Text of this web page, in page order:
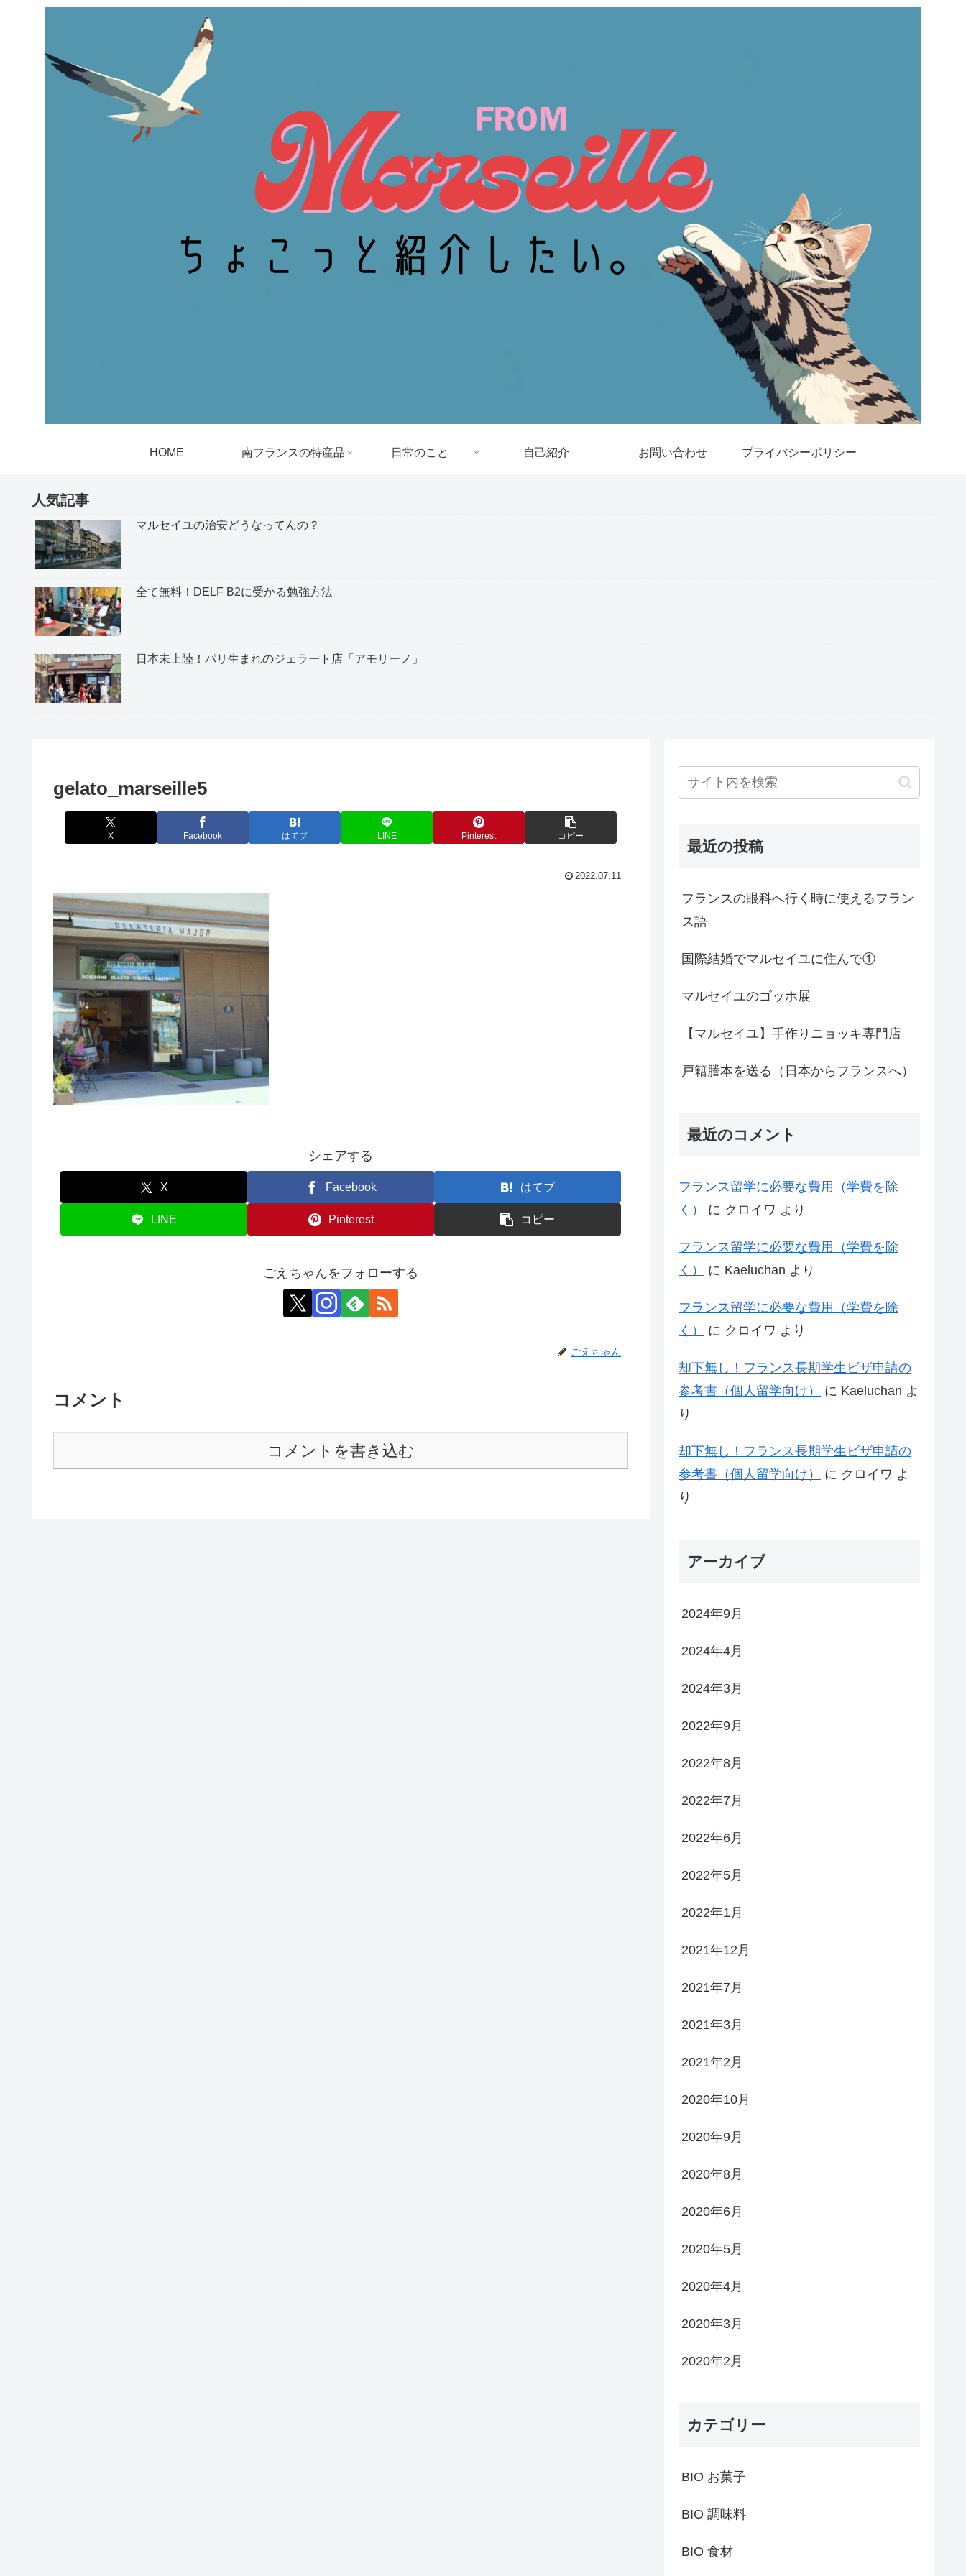
HOME 南フランスの特産品 日常のこと 自己紹介 お問い合わせ プライバシーポリシー
人気記事
マルセイユの治安どうなってんの？
全て無料！DELF B2に受かる勉強方法
日本未上陸！パリ生まれのジェラート店「アモリーノ」
gelato_marseille5
X Facebook はてブ LINE Pinterest コピー
2022.07.11
シェアする
X Facebook はてブ
LINE Pinterest コピー
ごえちゃんをフォローする
ごえちゃん
コメント
コメントを書き込む
最近の投稿
フランスの眼科へ行く時に使えるフラン
ス語
国際結婚でマルセイユに住んで①
マルセイユのゴッホ展
【マルセイユ】手作りニョッキ専門店
戸籍謄本を送る（日本からフランスへ）
最近のコメント
フランス留学に必要な費用（学費を除
く）
に クロイワ より
フランス留学に必要な費用（学費を除
く）
に Kaeluchan より
フランス留学に必要な費用（学費を除
く）
に クロイワ より
却下無し！フランス長期学生ビザ申請の
参考書（個人留学向け）
に Kaeluchan よ
り
却下無し！フランス長期学生ビザ申請の
参考書（個人留学向け）
に クロイワ よ
り
アーカイブ
2024年9月
2024年4月
2024年3月
2022年9月
2022年8月
2022年7月
2022年6月
2022年5月
2022年1月
2021年12月
2021年7月
2021年3月
2021年2月
2020年10月
2020年9月
2020年8月
2020年6月
2020年5月
2020年4月
2020年3月
2020年2月
カテゴリー
BIO お菓子
BIO 調味料
BIO 食材